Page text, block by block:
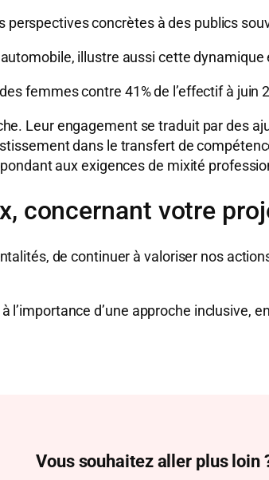
perspectives concrètes à des publics
illustre aussi cette
femmes contre 41% de l’effectif à juin
Leur engagement se traduit par des
dans le transfert de
aux exigences de mixité
concernant votre
de continuer à valoriser nos
d’une approche inclusive,
Vous souhaitez aller plus loin